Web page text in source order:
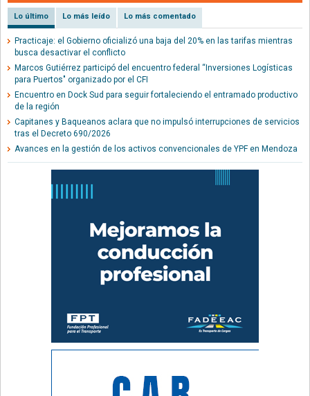
Lo último Lo más leído Lo más comentado
Practicaje: el Gobierno oficializó una baja del 20% en las tarifas mientras
busca desactivar el conflicto
Marcos Gutiérrez participó del encuentro federal “Inversiones Logísticas
para Puertos" organizado por el CFI
Encuentro en Dock Sud para seguir fortaleciendo el entramado productivo
de la región
Capitanes y Baqueanos aclara que no impulsó interrupciones de servicios
tras el Decreto 690/2026
Avances en la gestión de los activos convencionales de YPF en Mendoza